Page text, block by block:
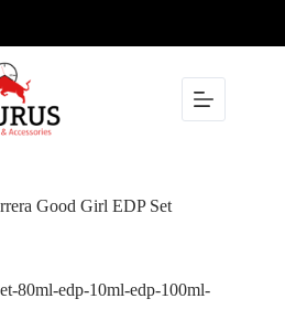
Good Girl EDP Set